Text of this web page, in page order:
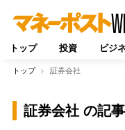
トップ 投資 ビジ
トップ 証券会社
証券会社 の記